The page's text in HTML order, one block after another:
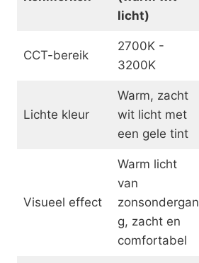
licht)
CCT-bereik
2700K -
3200K
Lichte kleur
Warm, zacht
wit licht met
een gele tint
Visueel effect
Warm licht
van
zonsondergan
g, zacht en
comfortabel